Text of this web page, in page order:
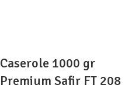
Caserole 1000 gr
Premium Safir FT 208